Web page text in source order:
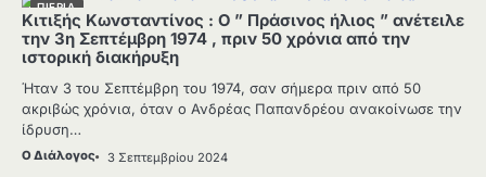
ΠΙΕΡΙΑ
Κιτιξής Κωνσταντίνος : Ο ” Πράσινος ήλιος ” ανέτειλε
την 3η Σεπτέμβρη 1974 , πριν 50 χρόνια από την
ιστορική διακήρυξη
Ήταν 3 του Σεπτέμβρη του 1974, σαν σήμερα πριν από 50
ακριβώς χρόνια, όταν ο Ανδρέας Παπανδρέου ανακοίνωσε την
ίδρυση…
Ο Διάλογος 3 Σεπτεμβρίου 2024